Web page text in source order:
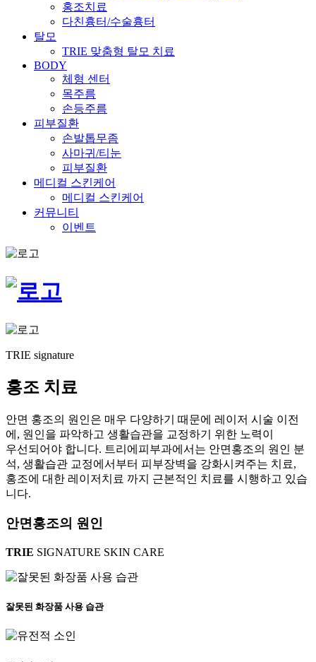
홍조치료
다친흉터/수술흉터
탈모
TRIE 맞춤형 탈모 치료
BODY
체형 센터
목주름
손등주름
피부질환
손발톱무좀
사마귀/티눈
피부질환
메디컬 스킨케어
메디컬 스킨케어
커뮤니티
이벤트
TRIE signature
홍조 치료
안면 홍조의 원인은 매우 다양하기 때문에 레이저 시술 이전
에, 원인을 파악하고 생활습관을 교정하기 위한 노력이
우선되어야 합니다. 트리에피부과에서는 안면홍조의 원인 분
석, 생활습관 교정에서부터 피부장벽을 강화시켜주는 치료,
홍조에 대한 레이저치료 까지 근본적인 치료를 시행하고 있습
니다.
안면홍조의 원인
TRIE SIGNATURE SKIN CARE
잘못된 화장품 사용 습관